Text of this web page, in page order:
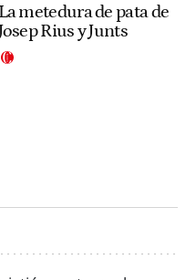
La metedura de pata de
Rius y Junts